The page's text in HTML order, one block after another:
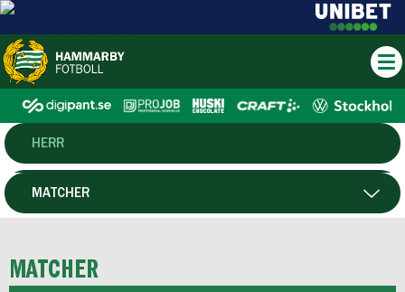
HERR
DAM
P19
MATCHER
MATCHER